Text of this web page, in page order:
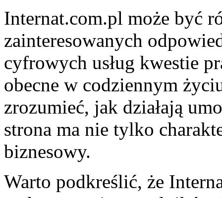
Internat.com.pl może być
zainteresowanych
cyfrowych usług kwestie
obecne w codziennym
zrozumieć, jak działają
strona ma nie tylko
biznesowy.
Warto podkreślić, że